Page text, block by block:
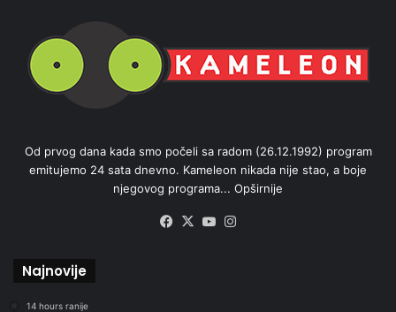
Od prvog dana kada smo počeli sa radom (26.12.1992) program
emitujemo 24 sata dnevno. Kameleon nikada nije stao, a boje
njegovog programa... Opširnije
Facebook
X YouTube
Najnovije
14 hours ranije